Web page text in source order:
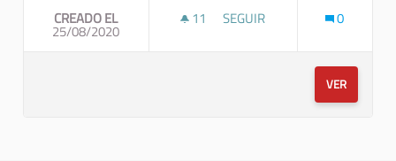
CREADO EL
25/08/2020
11 11 SEGUIDORAS
SEGUIR 0
VER